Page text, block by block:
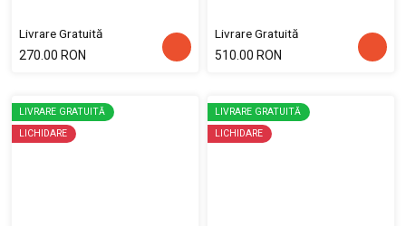
Livrare Gratuită
270.00 RON
Livrare Gratuită
510.00 RON
LIVRARE GRATUITĂ
LICHIDARE
LIVRARE GRATUITĂ
LICHIDARE